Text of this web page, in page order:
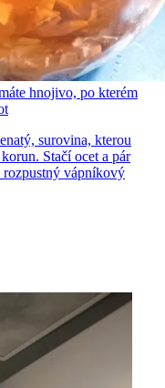
hnojivo, po kterém
surovina, kterou
Stačí ocet a pár
rozpustný vápníkový